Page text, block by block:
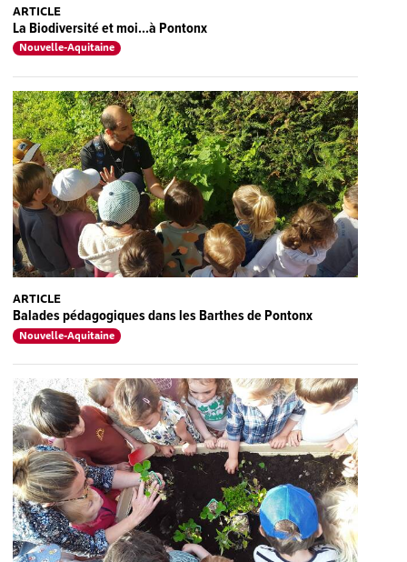
ARTICLE
La Biodiversité et moi...à Pontonx
Nouvelle-Aquitaine
ARTICLE
Balades pédagogiques dans les Barthes de Pontonx
Nouvelle-Aquitaine